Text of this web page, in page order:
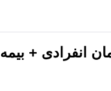
انفرادی +